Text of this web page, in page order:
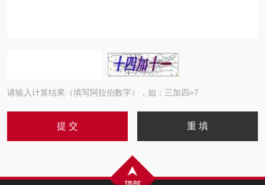
请输入计算结果（填写阿拉伯数字），如：三加四=7